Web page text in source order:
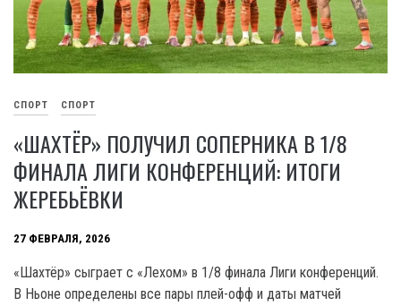
СПОРТ СПОРТ
«ШАХТЁР» ПОЛУЧИЛ СОПЕРНИКА В 1/8
ФИНАЛА ЛИГИ КОНФЕРЕНЦИЙ: ИТОГИ
ЖЕРЕБЬЁВКИ
27 ФЕВРАЛЯ, 2026
«Шахтёр» сыграет с «Лехом» в 1/8 финала Лиги конференций.
В Ньоне определены все пары плей-офф и даты матчей